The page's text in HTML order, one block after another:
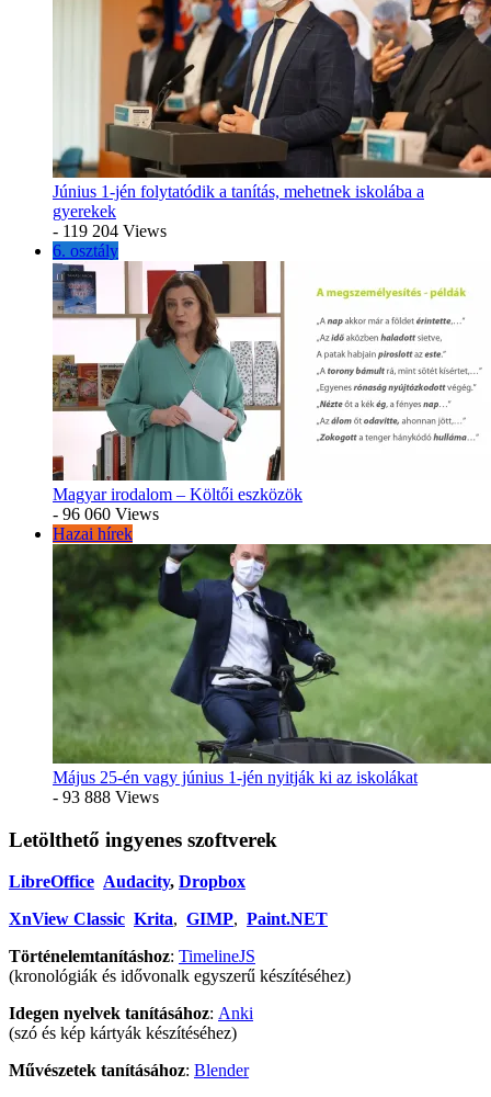
Június 1-jén folytatódik a tanítás, mehetnek iskolába a
gyerekek
- 119 204 Views
6. osztály
Magyar irodalom – Költői eszközök
- 96 060 Views
Hazai hírek
Május 25-én vagy június 1-jén nyitják ki az iskolákat
- 93 888 Views
Letölthető ingyenes szoftverek
LibreOffice Audacity, Dropbox
XnView Classic Krita, GIMP, Paint.NET
Történelemtanításhoz: TimelineJS
(kronológiák és idővonalk egyszerű készítéséhez)
Idegen nyelvek tanításához: Anki
(szó és kép kártyák készítéséhez)
Művészetek tanításához: Blender